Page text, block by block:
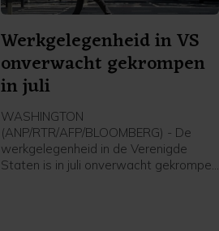
Werkgelegenheid in VS
onverwacht gekrompen
in juli
WASHINGTON
(ANP/RTR/AFP/BLOOMBERG) - De
werkgelegenheid in de Verenigde
Staten is in juli onverwacht gekrompen